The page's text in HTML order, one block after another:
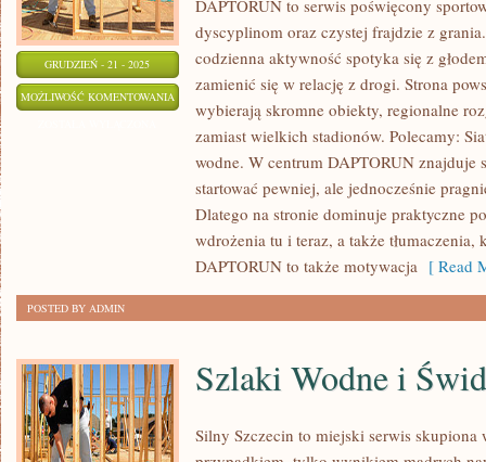
GRUDZIEŃ - 21 - 2025
MOŻLIWOŚĆ KOMENTOWANIA
RĘCZNEJ
DAPTORUN to serwis poświęcony
dyscyplinom oraz czystej frajdzie z
codzienna aktywność spotyka się z
zamienić się w relację z drogi. Strona
wybierają skromne obiekty, regionalne
zamiast wielkich stadionów. Polecamy:
wodne. W centrum DAPTORUN znajduje
startować pewniej, ale jednocześnie
Dlatego na stronie dominuje praktyczne
wdrożenia tu i teraz, a także tłumaczenia,
DAPTORUN to także motywacja [ Read
POSTED BY ADMIN
Szlaki Wodne i
Silny Szczecin to miejski serwis skupiona